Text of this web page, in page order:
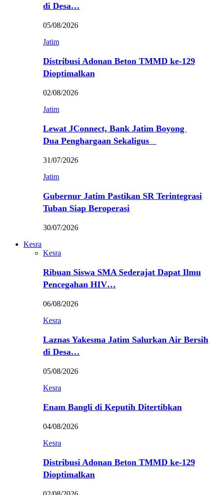
di Desa…
05/08/2026
Jatim
Distribusi Adonan Beton TMMD ke-129
Dioptimalkan
02/08/2026
Jatim
Lewat JConnect, Bank Jatim Boyong
Dua Penghargaan Sekaligus
31/07/2026
Jatim
Gubernur Jatim Pastikan SR Terintegrasi
Tuban Siap Beroperasi
30/07/2026
Kesra
Kesra
Ribuan Siswa SMA Sederajat Dapat Ilmu
Pencegahan HIV…
06/08/2026
Kesra
Laznas Yakesma Jatim Salurkan Air Bersih
di Desa…
05/08/2026
Kesra
Enam Bangli di Keputih Ditertibkan
04/08/2026
Kesra
Distribusi Adonan Beton TMMD ke-129
Dioptimalkan